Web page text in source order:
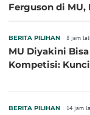
Ferguson di
BERITA PILIHAN 8 jam
MU Diyakini
Kompetisi:
BERITA PILIHAN 14 jam